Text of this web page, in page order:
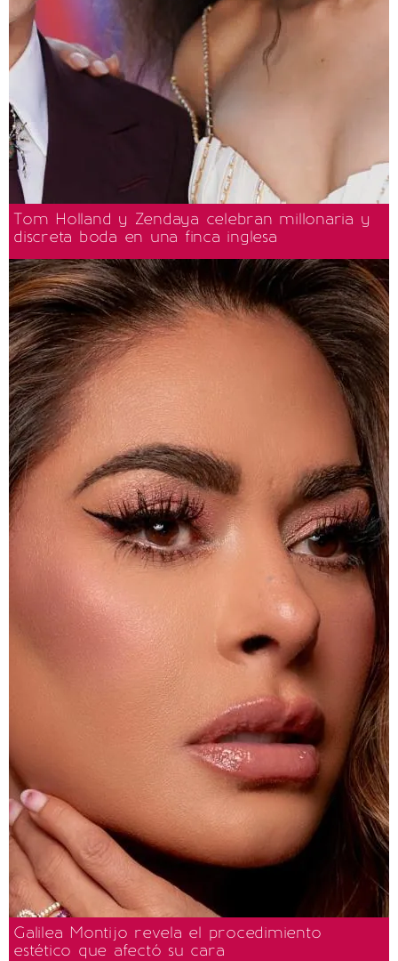
Tom Holland y Zendaya celebran millonaria y
discreta boda en una finca inglesa
Galilea Montijo revela el procedimiento
estético que afectó su cara